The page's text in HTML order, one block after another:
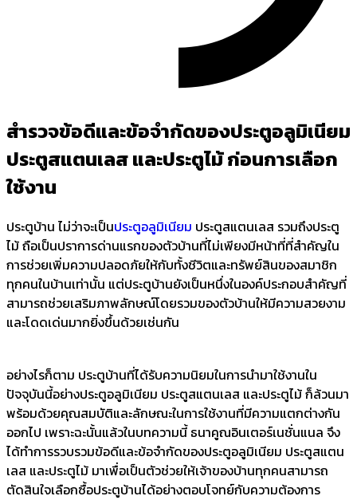
สำรวจข้อดีและข้อจำกัดของประตูอลูมิเนียม
ประตูสแตนเลส และประตูไม้ ก่อนการเลือก
ใช้งาน
ประตูบ้าน ไม่ว่าจะเป็นประตูอลูมิเนียม ประตูสแตนเลส รวมถึงประตู
ไม้ ถือเป็นปราการด่านแรกของตัวบ้านที่ไม่เพียงมีหน้าที่ที่สำคัญใน
การช่วยเพิ่มความปลอดภัยให้กับทั้งชีวิตและทรัพย์สินของสมาชิก
ทุกคนในบ้านเท่านั้น แต่ประตูบ้านยังเป็นหนึ่งในองค์ประกอบสำคัญที่
สามารถช่วยเสริมภาพลักษณ์โดยรวมของตัวบ้านให้มีความสวยงาม
และโดดเด่นมากยิ่งขึ้นด้วยเช่นกัน
อย่างไรก็ตาม ประตูบ้านที่ได้รับความนิยมในการนำมาใช้งานใน
ปัจจุบันนี้อย่างประตูอลูมิเนียม ประตูสแตนเลส และประตูไม้ ก็ล้วนมา
พร้อมด้วยคุณสมบัติและลักษณะในการใช้งานที่มีความแตกต่างกัน
ออกไป เพราะฉะนั้นแล้วในบทความนี้ ธนาคูณอินเตอร์เนชั่นแนล จึง
ได้ทำการรวบรวมข้อดีและข้อจำกัดของประตูอลูมิเนียม ประตูสแตน
เลส และประตูไม้ มาเพื่อเป็นตัวช่วยให้เจ้าของบ้านทุกคนสามารถ
ตัดสินใจเลือกซื้อประตูบ้านได้อย่างตอบโจทย์กับความต้องการ